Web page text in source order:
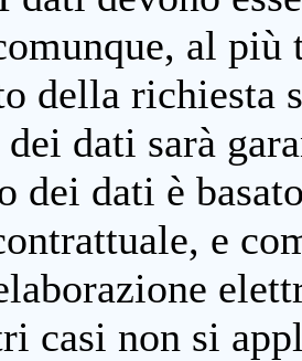
al più
della richiesta
dati sarà
dei dati è
e
casi non si